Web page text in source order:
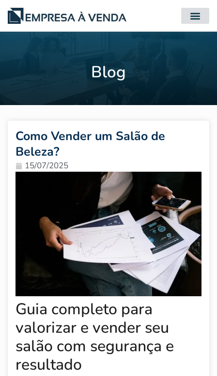
Blog
Como Vender um Salão de
Beleza?
15/07/2025
Guia completo para
valorizar e vender seu
salão com segurança e
resultado